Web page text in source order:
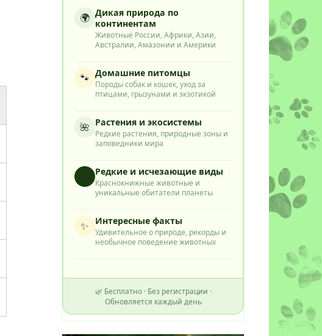
🌍 Дикая природа по
континентам
Животные России, Африки, Азии,
Австралии, Амазонии и Америки
🐾 Домашние питомцы
Породы собак и кошек, уход за
птицами, грызунами и экзотикой
🌺 Растения и экосистемы
Редкие растения, природные зоны и
заповедники мира
⭐ Редкие и исчезающие виды
Краснокнижные животные и
уникальные обитатели планеты
✨ Интересные факты
Удивительное о природе, рекорды и
необычное поведение животных
🌿 Бесплатно · Без регистрации ·
Обновляется каждый день